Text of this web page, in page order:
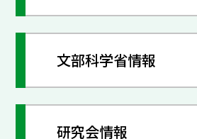
文部科学省情報
研究会情報